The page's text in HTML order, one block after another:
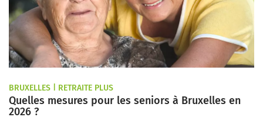
BRUXELLES | RETRAITE PLUS
Quelles mesures pour les seniors à Bruxelles en
2026 ?